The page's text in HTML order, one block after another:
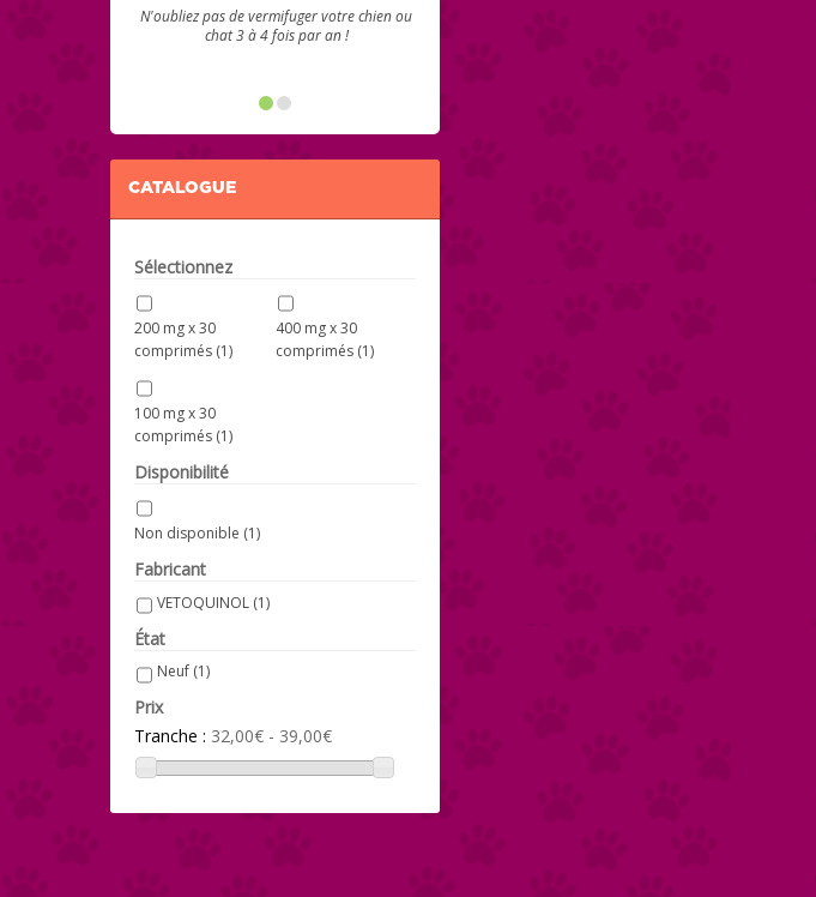
N'oubliez pas de vermifuger votre chien ou
chat 3 à 4 fois par an !
CATALOGUE
Sélectionnez
200 mg x 30
comprimés (1)
400 mg x 30
comprimés(1)
100 mg x 30
comprimés (1)
Disponibilité
Non disponible (1)
Fabricant
VETOQUINOL (1)
État
Neuf (1)
Prix
Tranche : 32,00€ - 39,00€